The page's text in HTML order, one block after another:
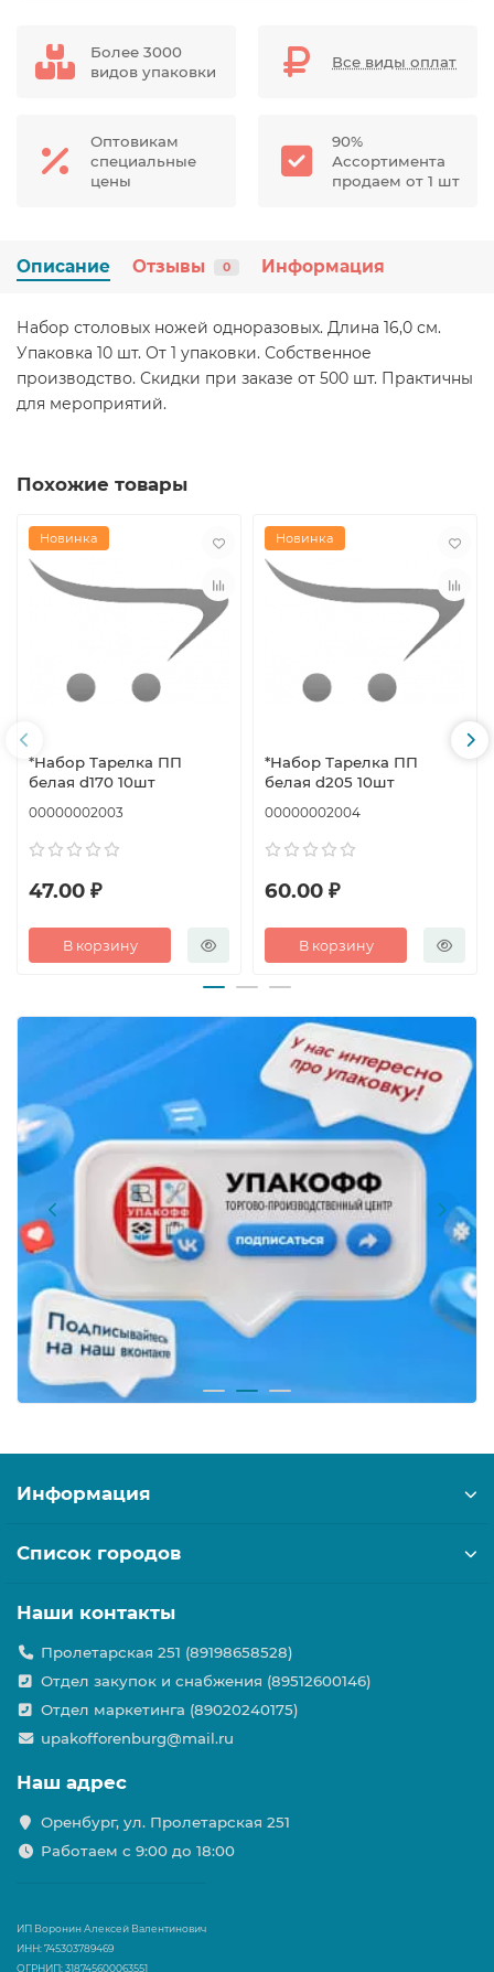
Более 3000
видов упаковки
Все виды оплат
Оптовикам
специальные
цены
90%
Ассортимента
продаем от 1 шт
Описание Отзывы 0 Информация
Набор столовых ножей одноразовых. Длина 16,0 см.
Упаковка 10 шт. От 1 упаковки. Собственное
производство. Скидки при заказе от 500 шт. Практичны
для мероприятий.
Похожие товары
Новинка
*Набор Тарелка ПП
белая d170 10шт
00000002003
47.00 ₽
В корзину
Новинка
*Набор Тарелка ПП
белая d205 10шт
00000002004
60.00 ₽
В корзину
Информация
Список городов
Наши контакты
Пролетарская 251 (89198658528)
Отдел закупок и снабжения (89512600146)
Отдел маркетинга (89020240175)
upakofforenburg@mail.ru
Наш адрес
Оренбург, ул. Пролетарская 251
Работаем с 9:00 до 18:00
ИП Воронин Алексей Валентинович
ИНН: 745303789469
ОГРНИП: 318745600063551